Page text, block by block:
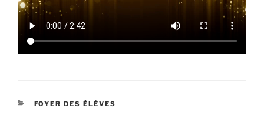
CATÉGORIES
FOYER DES ÉLÈVES